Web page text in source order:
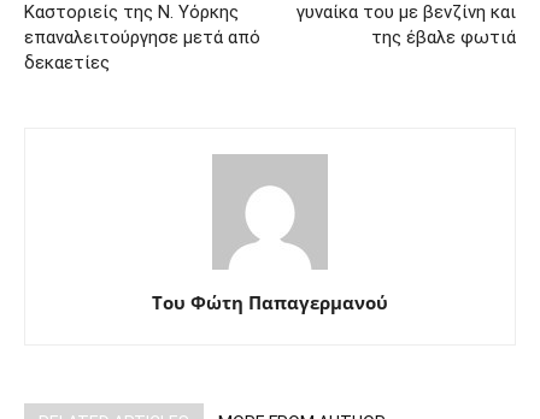
Καστοριείς της Ν. Υόρκης
επαναλειτούργησε μετά από
δεκαετίες
γυναίκα του με βενζίνη και
της έβαλε φωτιά
Του Φώτη Παπαγερμανού